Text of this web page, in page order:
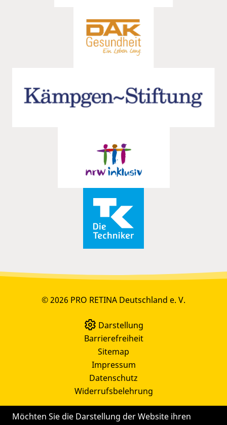
Möchten Sie die Darstellung der Website ihren
© 2026 PRO RETINA Deutschland e. V.
Darstellung
Barrierefreiheit
Sitemap
Impressum
Datenschutz
Widerrufsbelehrung